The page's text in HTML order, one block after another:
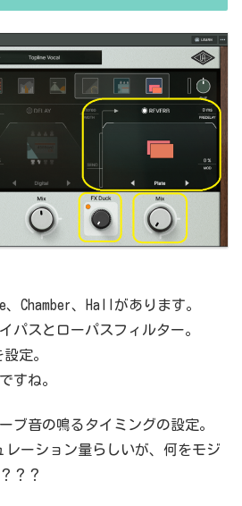
、Chamber、Hallがあります。
パスとローパスフィルター。
定。
すね。
ーブ音の鳴るタイミングの設定。
レーション量らしいが、何をモジ
？？